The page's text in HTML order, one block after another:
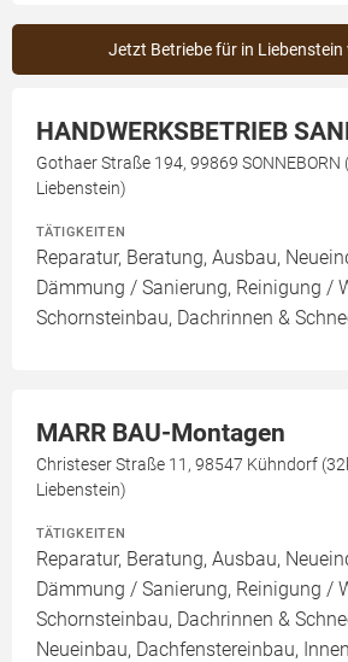
Jetzt Betriebe für in Liebenstein
HANDWERKSBETRIEB
Gothaer Straße 194, 99869
Liebenstein)
TÄTIGKEITEN
Reparatur, Beratung, Ausbau,
Dämmung / Sanierung, Reinigung /
Schornsteinbau, Dachrinnen &
MARR BAU-Montagen
Christeser Straße 11, 98547 Kühndorf
Liebenstein)
TÄTIGKEITEN
Reparatur, Beratung, Ausbau,
Dämmung / Sanierung, Reinigung /
Schornsteinbau, Dachrinnen &
Neueinbau, Dachfenstereinbau,